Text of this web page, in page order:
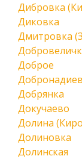
Дибровка
Диковка
Дмитровка
Доброе
Добрянка
Докучаево
Долина
Долиновка
Долинская